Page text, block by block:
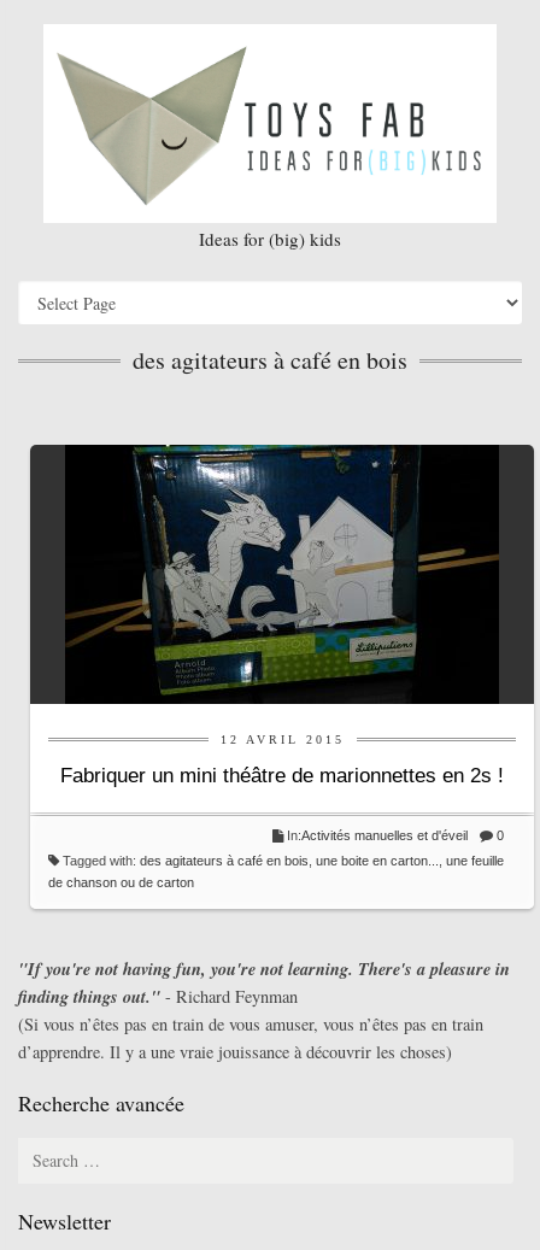
Ideas for (big) kids
des agitateurs à café en bois
12 AVRIL 2015
Fabriquer un mini théâtre de marionnettes en 2s !
0
In:Activités manuelles et d'éveil
Tagged with: des agitateurs à café en bois, une boite en carton..., une feuille
de chanson ou de carton
"If you're not having fun, you're not learning. There's a pleasure in
finding things out." - Richard Feynman
(Si vous n’êtes pas en train de vous amuser, vous n’êtes pas en train
d’apprendre. Il y a une vraie jouissance à découvrir les choses)
Recherche avancée
Newsletter